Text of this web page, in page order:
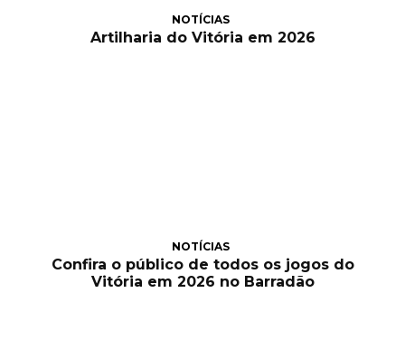
NOTÍCIAS
Artilharia do Vitória em 2026
NOTÍCIAS
Confira o público de todos os jogos do
Vitória em 2026 no Barradão